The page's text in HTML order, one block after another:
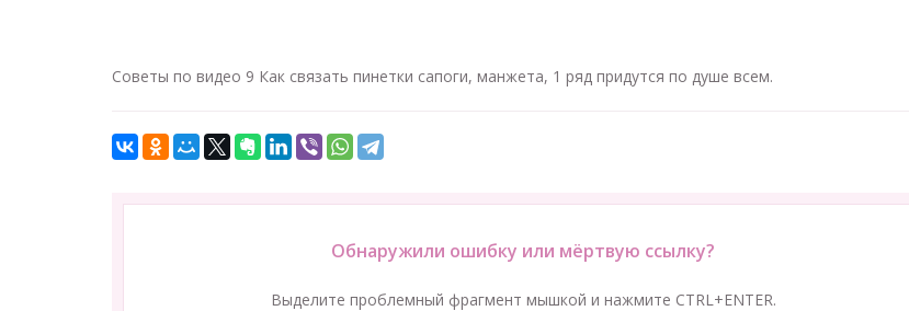
Советы по видео 9 Как связать пинетки сапоги, манжета, 1 ряд придутся по душе всем.
Обнаружили ошибку или мёртвую ссылку?
Выделите проблемный фрагмент мышкой и нажмите CTRL+ENTER.